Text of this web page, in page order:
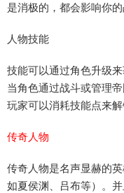
是消极的，都会影响你的
人物技能
技能可以通过角色升级
当角色通过战斗或管理
玩家可以消耗技能点来解
传奇人物
传奇人物是名声显赫的
如夏侯渊、吕布等）。